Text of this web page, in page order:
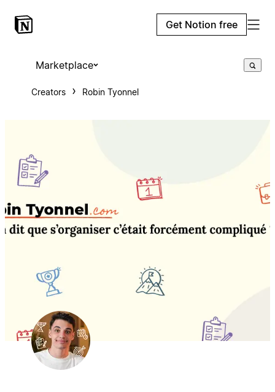
Get Notion free
Marketplace
Creators Robin Tyonnel